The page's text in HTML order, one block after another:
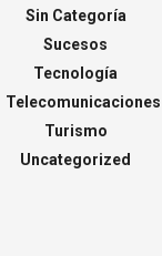
Sin Categoría
Sucesos
Tecnología
Telecomunicaciones
Turismo
Uncategorized